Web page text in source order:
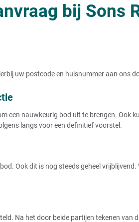
bij Sons
uw postcode en huisnummer aan ons
een nauwkeurig bod uit te brengen. Ook
langs voor een definitief voorstel.
Ook dit is nog steeds geheel
Na het door beide partijen tekenen van